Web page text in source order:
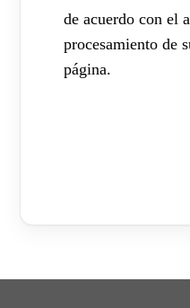
de acuerdo con el
procesamiento de
página.